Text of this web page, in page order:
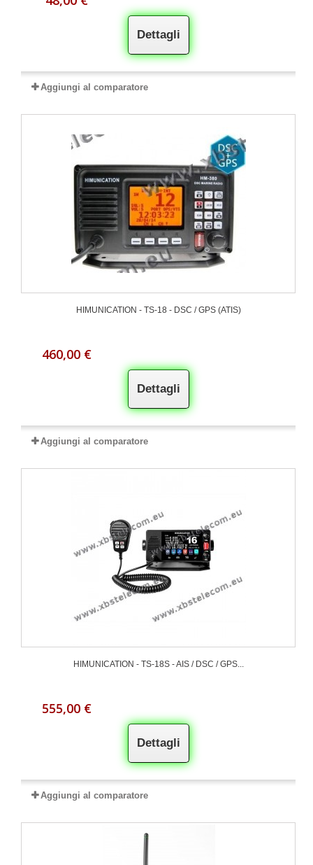
Dettagli
Aggiungi al comparatore
HIMUNICATION - TS-18 - DSC / GPS (ATIS)
460,00 €
Dettagli
Aggiungi al comparatore
HIMUNICATION - TS-18S - AIS / DSC / GPS...
555,00 €
Dettagli
Aggiungi al comparatore